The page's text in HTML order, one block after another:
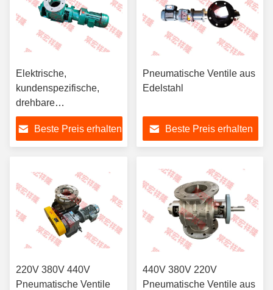
Elektrische,
kundenspezifische,
drehbare
Pneumatikventile aus
Edelstahl
Beste Preis erhalten
Pneumatische Ventile aus
Edelstahl
Beste Preis erhalten
220V 380V 440V
Pneumatische Ventile
440V 380V 220V
Pneumatische Ventile aus